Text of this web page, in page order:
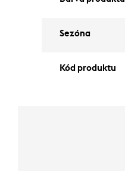
Sezóna
Kód produktu